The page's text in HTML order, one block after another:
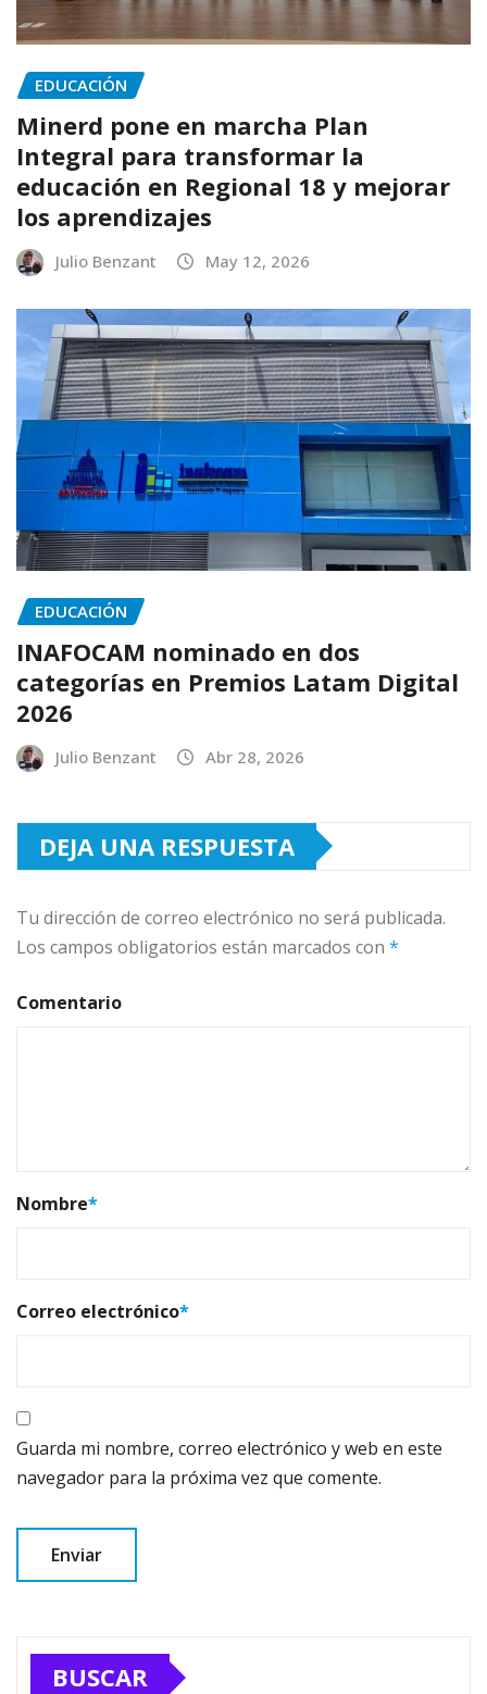
EDUCACIÓN
Minerd pone en marcha Plan
Integral para transformar la
educación en Regional 18 y mejorar
los aprendizajes
Julio Benzant May 12, 2026
EDUCACIÓN
INAFOCAM nominado en dos
categorías en Premios Latam Digital
2026
Julio Benzant Abr 28, 2026
DEJA UNA RESPUESTA
Tu dirección de correo electrónico no será publicada.
Los campos obligatorios están marcados con *
Comentario
Nombre*
Correo electrónico*
Guarda mi nombre, correo electrónico y web en este
navegador para la próxima vez que comente.
BUSCAR